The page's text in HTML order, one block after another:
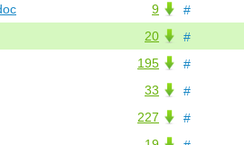
#
9
#
20
#
195
#
33
#
227